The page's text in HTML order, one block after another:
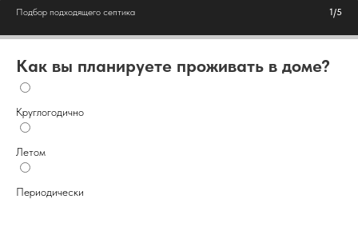
Подбор подходящего септика 1/5
Как вы планируете проживать в доме?
Круглогодично
Летом
Периодически